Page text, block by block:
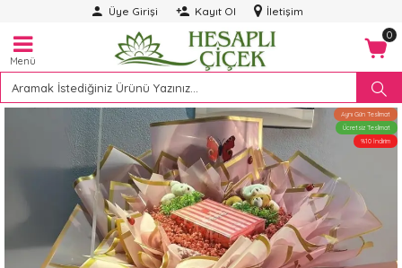
Üye Girişi Kayıt Ol İletişim
Menü
0
Aynı Gün Teslimat
Ücretsiz Teslimat
%10 İndirim